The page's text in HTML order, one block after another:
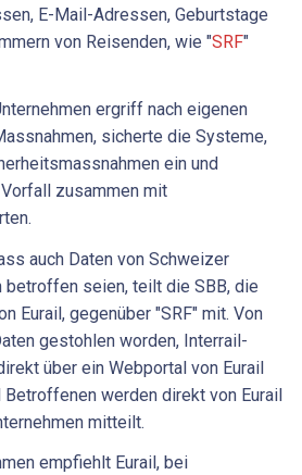
E-Mail-Adressen, Geburtstage
von Reisenden, wie "SRF"
ergriff nach eigenen
sicherte die Systeme,
ein und
zusammen mit
auch Daten von Schweizer
betroffen seien, teilt die SBB, die
Eurail, gegenüber "SRF" mit. Von
gestohlen worden, Interrail-
über ein Webportal von Eurail
werden direkt von Eurail
mitteilt.
empfiehlt Eurail, bei